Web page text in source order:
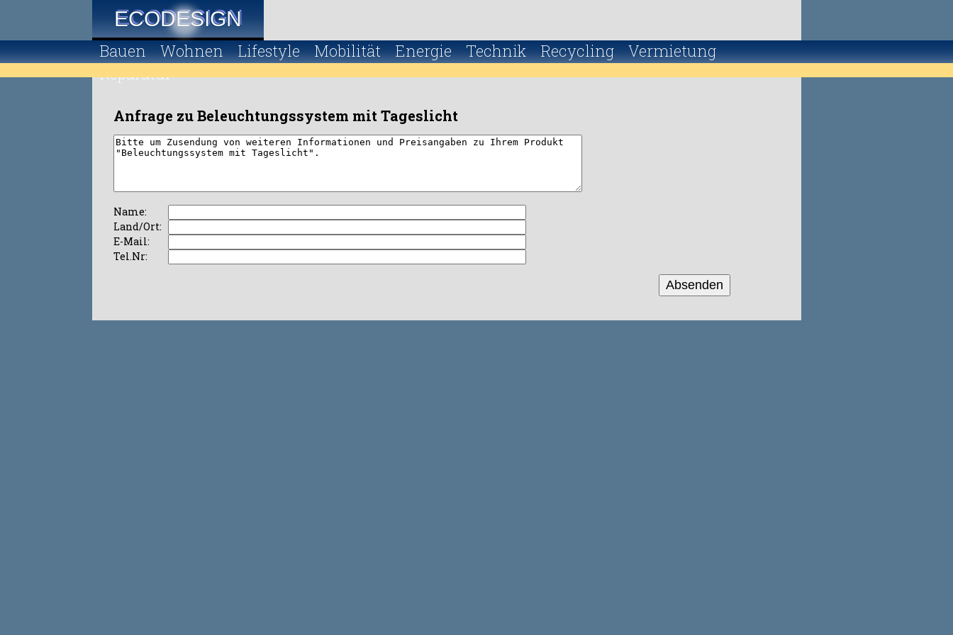
ECODESIGN
Anfrage zu Beleuchtungssystem mit Tageslicht
Name:
Land/Ort:
E-Mail:
Tel.Nr:
Absenden
Bauen Wohnen Lifestyle Mobilität Energie Technik Recycling
Vermietung
Reparatur